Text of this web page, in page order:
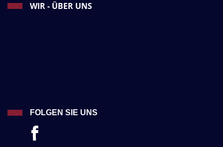
WIR - ÜBER UNS
FOLGEN SIE UNS